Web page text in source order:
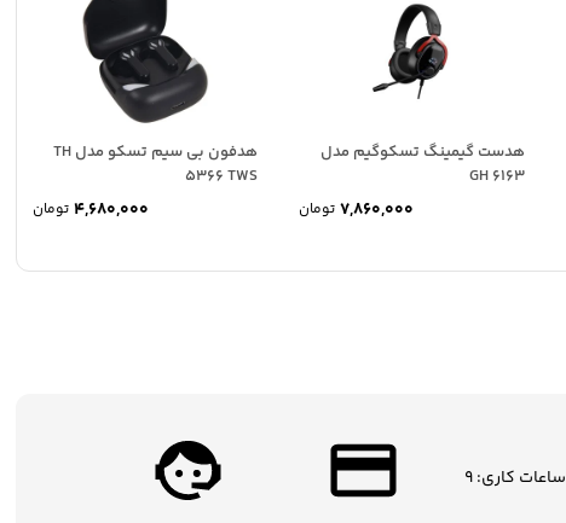
هدست گیمینگ تسکوگیم مدل
GH 6163
تومان
هدفون بی سیم تسکو مدل TH
5366 TWS
تومان
ساعات کاری: 9